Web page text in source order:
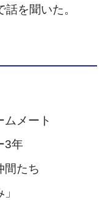
を聞いた。
ムメート
3年
間たち